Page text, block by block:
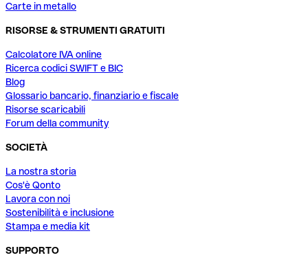
Carte in metallo
RISORSE & STRUMENTI GRATUITI
Calcolatore IVA online
Ricerca codici SWIFT e BIC
Blog
Glossario bancario, finanziario e fiscale
Risorse scaricabili
Forum della community
SOCIETÀ
La nostra storia
Cos'è Qonto
Lavora con noi
Sostenibilità e inclusione
Stampa e media kit
SUPPORTO